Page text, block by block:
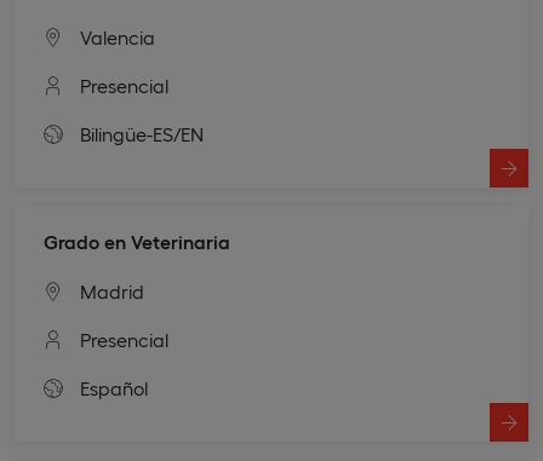
Valencia
Presencial
Bilingüe-ES/EN
Grado en Veterinaria
Madrid
Presencial
Español